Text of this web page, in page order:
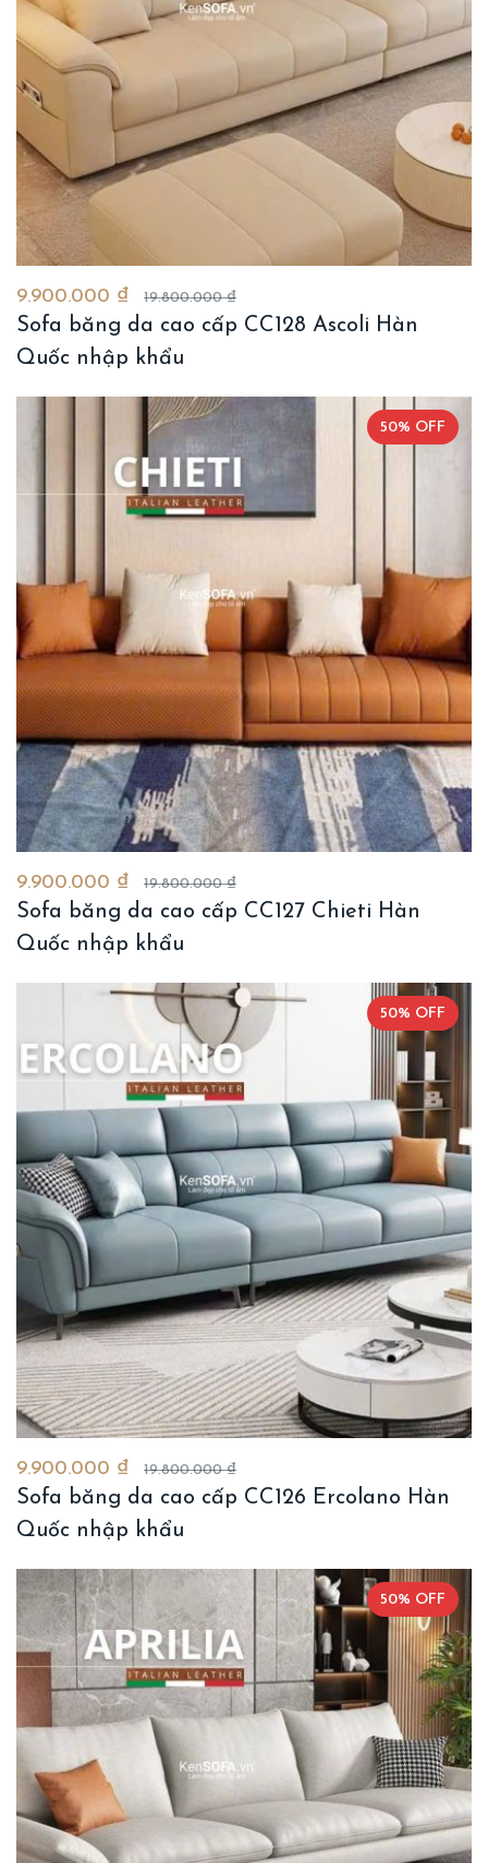
9.900.000 ₫ 19.800.000 ₫
Sofa băng da cao cấp CC128 Ascoli Hàn
Quốc nhập khẩu
50% OFF
9.900.000 ₫ 19.800.000 ₫
Sofa băng da cao cấp CC127 Chieti Hàn
Quốc nhập khẩu
50% OFF
9.900.000 ₫ 19.800.000 ₫
Sofa băng da cao cấp CC126 Ercolano Hàn
Quốc nhập khẩu
50% OFF